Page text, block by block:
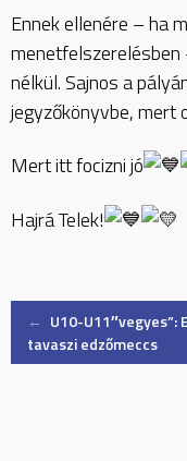
Ennek ellenére – ha
nélkül. Sajnos a
jegyzőkönyvbe, mert
Mert itt focizni jó
Hajrá Telek!
Post
← U10-U11″vegyes”:
tavaszi edzőmeccs